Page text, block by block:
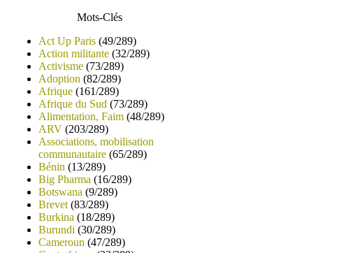
Mots-Clés
Act Up Paris (49/289)
Action militante (32/289)
Activisme (73/289)
Adoption (82/289)
Afrique (161/289)
Afrique du Sud (73/289)
Alimentation, Faim (48/289)
ARV (203/289)
Associations, mobilisation
communautaire (65/289)
Bénin (13/289)
Big Pharma (16/289)
Botswana (9/289)
Brevet (83/289)
Burkina (18/289)
Burundi (30/289)
Cameroun (47/289)